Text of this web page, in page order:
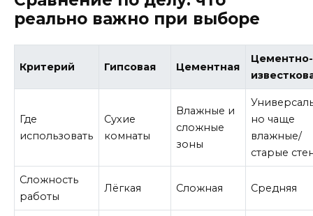
реально важно при выборе
Критерий Гипсовая Цементная
Цементно-
Где
использовать
Сухие
комнаты
Влажные и
сложные
зоны
но чаще
влажные/
старые
Сложность
работы
Лёгкая Сложная Средняя